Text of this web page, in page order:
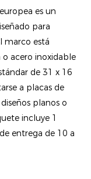
es un
para
marco está
acero inoxidable
de 31 x 16
a placas de
planos o
incluye 1
entrega de 10 a